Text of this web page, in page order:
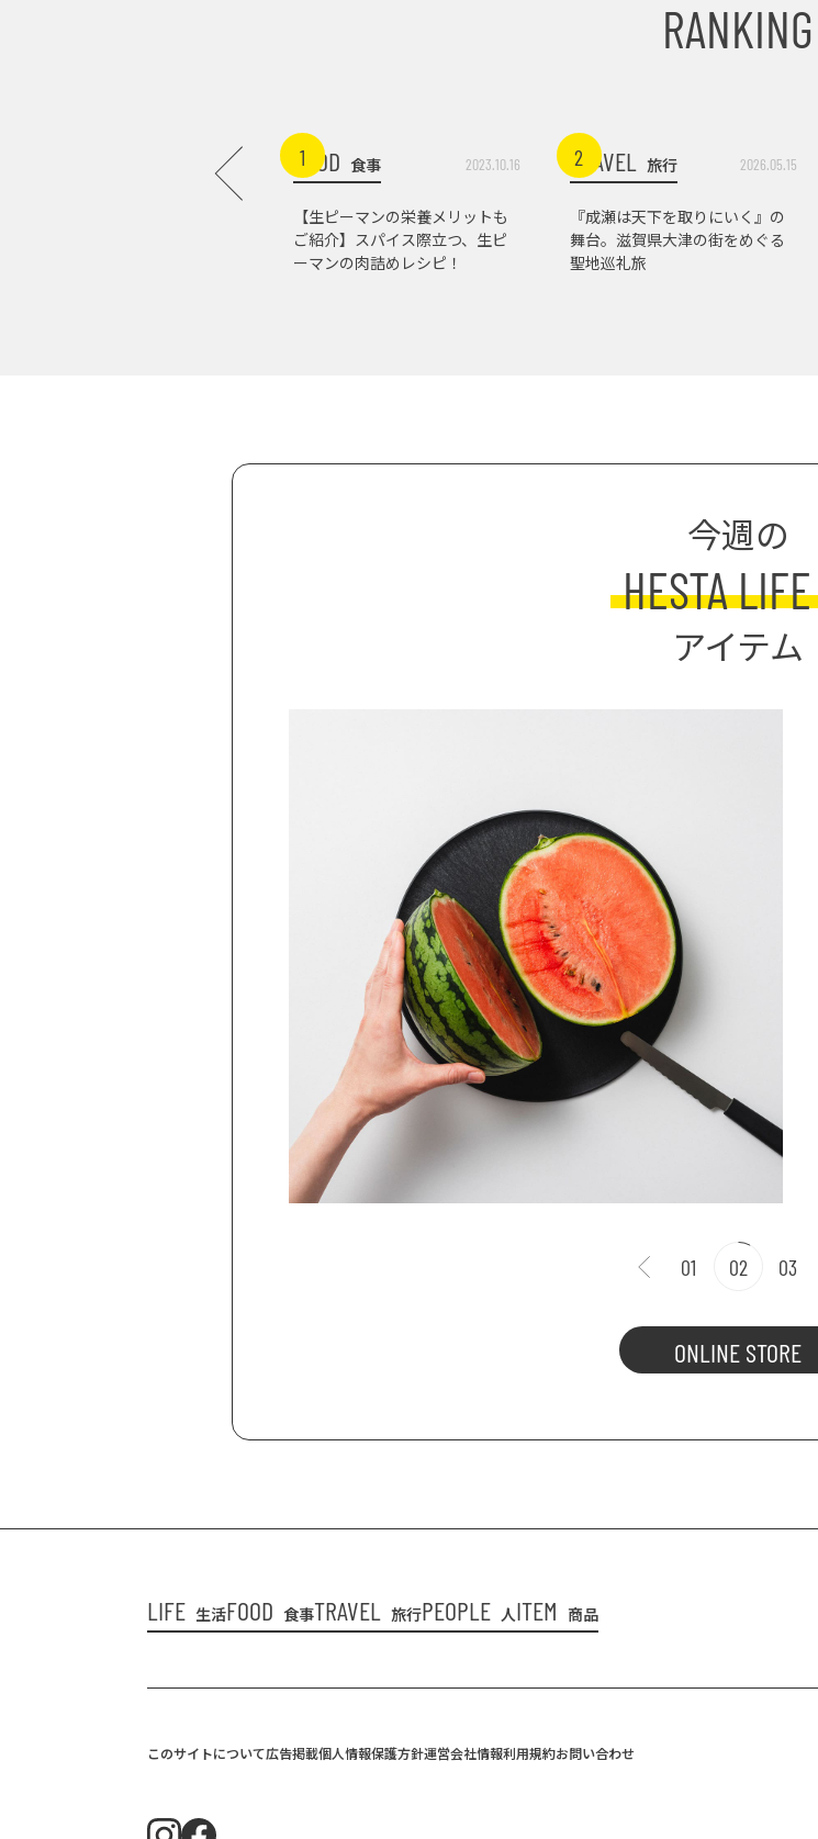
RANKING
1FOOD 食事 2023.10.16
【生ピーマンの栄養メリットも
ご紹介】スパイス際立つ、生ピ
ーマンの肉詰めレシピ！
2
TRAVEL 旅行 2026.05.15
『成瀬は天下を取りにいく』の
舞台。滋賀県大津の街をめぐる
聖地巡礼旅
今週の
HESTA LIFE
アイテム
01 02 03
ONLINE STORE
LIFE 生活FOOD 食事TRAVEL 旅行PEOPLE 人ITEM 商品
このサイトについて広告掲載個人情報保護方針運営会社情報利用規約お問い合わせ